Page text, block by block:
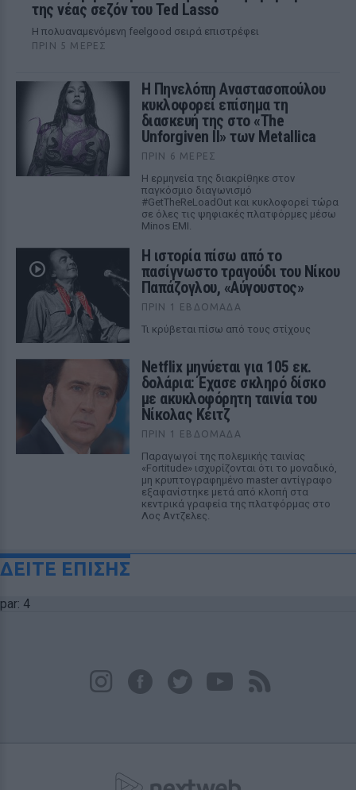
της νέας σεζόν του Ted Lasso
Η πολυαναμενόμενη feelgood σειρά επιστρέφει
ΠΡΙΝ 5 ΜΈΡΕΣ
Η Πηνελόπη Αναστασοπούλου
κυκλοφορεί επίσημα τη
διασκευή της στο «The
Unforgiven II» των Metallica
ΠΡΙΝ 6 ΜΈΡΕΣ
Η ερμηνεία της διακρίθηκε στον
παγκόσμιο διαγωνισμό
#GetTheReLoadOut και κυκλοφορεί τώρα
σε όλες τις ψηφιακές πλατφόρμες μέσω
Minos EMI.
Η ιστορία πίσω από το
πασίγνωστο τραγούδι του Νίκου
Παπάζογλου, «Αύγουστος»
ΠΡΙΝ 1 ΕΒΔΟΜΆΔΑ
Τι κρύβεται πίσω από τους στίχους
Netflix μηνύεται για 105 εκ.
δολάρια: Έχασε σκληρό δίσκο
με ακυκλοφόρητη ταινία του
Νίκολας Κέιτζ
ΠΡΙΝ 1 ΕΒΔΟΜΆΔΑ
Παραγωγοί της πολεμικής ταινίας
«Fortitude» ισχυρίζονται ότι το μοναδικό,
μη κρυπτογραφημένο master αντίγραφο
εξαφανίστηκε μετά από κλοπή στα
κεντρικά γραφεία της πλατφόρμας στο
Λος Αντζελες.
ΔΕΙΤΕ ΕΠΙΣΗΣ
par: 4